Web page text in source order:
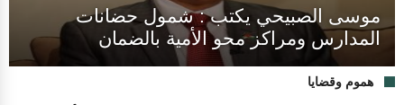
موسى الصبيحي يكتب : شمول حضانات
المدارس ومراكز محو الأمية بالضمان
هموم وقضايا